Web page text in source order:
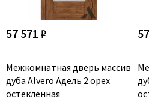
57 571 ₽
Межкомнатная дверь массив
дуба Alvero Адель 2 орех
остеклённая